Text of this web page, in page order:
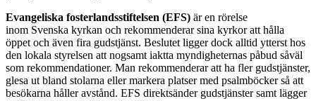
Evangeliska fosterlandsstiftelsen (EFS) är en rörelse
inom Svenska kyrkan och rekommenderar sina kyrkor att hålla
öppet och även fira gudstjänst. Beslutet ligger dock alltid ytterst hos
den lokala styrelsen att nogsamt iaktta myndigheternas påbud såväl
som rekommendationer. Man rekommenderar att ha fler gudstjänster,
glesa ut bland stolarna eller markera platser med psalmböcker så att
besökarna håller avstånd. EFS direktsänder gudstjänster samt lägger